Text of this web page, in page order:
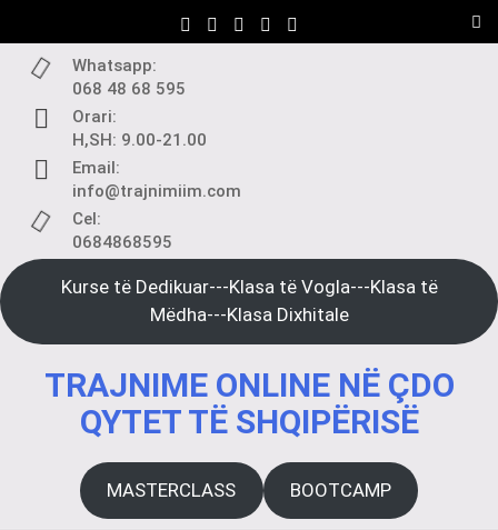
content
Whatsapp:
068 48 68 595
Orari:
H,SH: 9.00-21.00
Email:
info@trajnimiim.com
Cel:
0684868595
Kurse të Dedikuar---Klasa të Vogla---Klasa të
Mëdha---Klasa Dixhitale
TRAJNIME ONLINE NË ÇDO
QYTET TË SHQIPËRISË
MASTERCLASS BOOTCAMP